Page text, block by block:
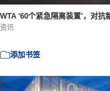
WTA ‘60个紧急隔离装置’，对抗
资讯
添加书签